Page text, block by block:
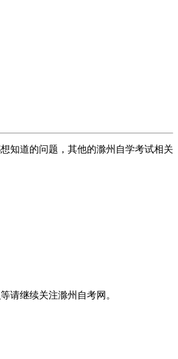
知道的问题，其他的滁州自学考试相关
继续关注滁州自考网。